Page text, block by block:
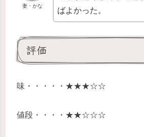
妻・かな
ばよかった。
評価
味・・・・・★★★☆☆
値段・・・・★★☆☆☆